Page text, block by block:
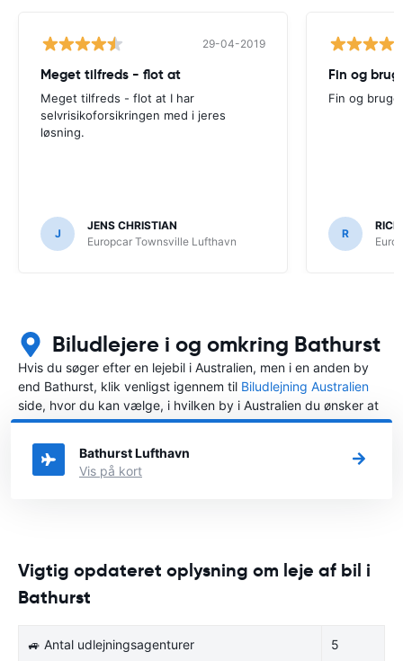
29-04-2019
Meget tilfreds - flot at
Meget tilfreds - flot at I har
selvrisikoforsikringen med i jeres
løsning.
J
JENS CHRISTIAN
Europcar Townsville Lufthavn
Fin og
Fin og
R
Biludlejere i og omkring Bathurst
Hvis du søger efter en lejebil i Australien, men i en anden by
end Bathurst, klik venligst igennem til Biludlejning Australien
side, hvor du kan vælge, i hvilken by i Australien du ønsker at
leje en bil.
Bathurst Lufthavn
Vis på kort
Vigtig opdateret oplysning om leje af bil i
Bathurst
🚙 Antal udlejningsagenturer 5